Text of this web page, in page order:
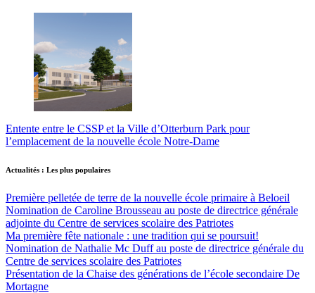
Entente entre le CSSP et la Ville d’Otterburn Park pour
l’emplacement de la nouvelle école Notre-Dame
Actualités : Les plus populaires
Première pelletée de terre de la nouvelle école primaire à Beloeil
Nomination de Caroline Brousseau au poste de directrice générale
adjointe du Centre de services scolaire des Patriotes
Ma première fête nationale : une tradition qui se poursuit!
Nomination de Nathalie Mc Duff au poste de directrice générale du
Centre de services scolaire des Patriotes
Présentation de la Chaise des générations de l’école secondaire De
Mortagne